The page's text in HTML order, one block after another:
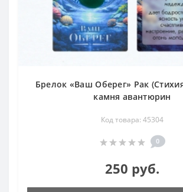
Брелок «Ваш Оберег» Рак
камня авантюрин
Код товара: 45304
0
250 руб.